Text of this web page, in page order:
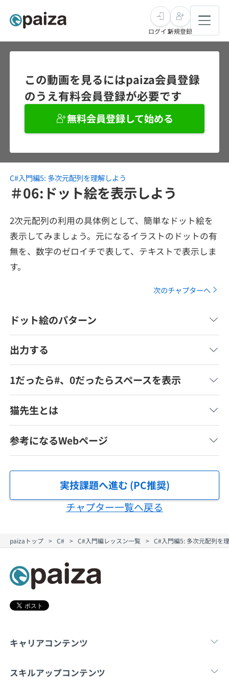
求人検索
インタビュー
転職成功ガイド
転職エージェント
未経験転職
インタビュー
転職成功ガイド
本選考
新卒エージェント
学習
講座一覧
4択課題
ナレッジ
プラン
スキルチェック
SQL
評価結果一覧
メディア
note
paizaとは？
ログイン新規登録
この動画を見るにはpaiza会員登録
のうえ有料会員登録が必要です
無料会員登録して始める
C#入門編5: 多次元配列を理解しよう
＃06:ドット絵を表示しよう
2次元配列の利用の具体例として、簡単なドット絵を
表示してみましょう。元になるイラストのドットの有
無を、数字のゼロイチで表して、テキストで表示しま
す。
次のチャプターへ
ドット絵のパターン
出力する
1だったら#、0だったらスペースを表示
猫先生とは
参考になるWebページ
実技課題へ進む (PC推奨)
チャプター一覧へ戻る
paizaトップ C# C#入門編レッスン一覧 C#入門編5: 多次元配列を
キャリアコンテンツ
転職・キャリア 新卒就
スキルアップコンテンツ